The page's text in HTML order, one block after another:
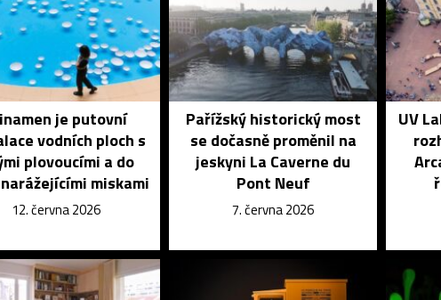
je putovní
vodních ploch s
plovoucími a do
miskami
12. června 2026
Pařížský historický most
se dočasně proměnil na
jeskyni La Caverne du
Pont Neuf
7. června 2026
UV